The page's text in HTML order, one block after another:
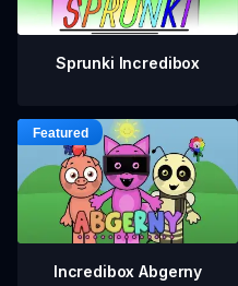
Sprunki Incredibox
Incredibox Abgerny